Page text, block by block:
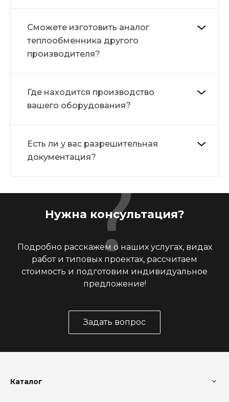
Сможете изготовить аналог
теплообменника другого
производителя?
Где находится производство
вашего оборудования?
Есть ли у вас разрешительная
документация?
Нужна консультация?
Подробно расскажем о наших услугах, видах
работ и типовых проектах, рассчитаем
стоимость и подготовим индивидуальное
предложение!
Задать вопрос
Каталог